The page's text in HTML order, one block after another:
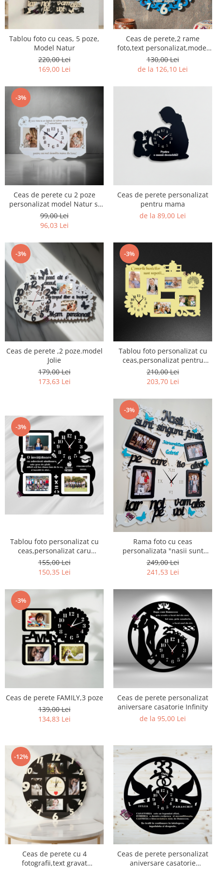
Ceasuri
Ceasuri meserii
Ceasuri logo
Ceasuri de perete animalute
Ceasuri decorative
Ceasuri gravate
Ceasuri hobby
Ceasuri mașini
Ceasuri moto
Brelocuri personalizate
Breloc mașină
Breloc moto
Breloc tir
Tablou foto cu ceas, 5 poze,
Model Natur
220,00 Lei
169,00 Lei
Ceas de perete,2 rame
foto,text personalizat,model
Natur
130,00 Lei
de la 126,10 Lei
-3%
Ceas de perete cu 2 poze
personalizat model Natur si
text Gravat
99,00 Lei
96,03 Lei
Ceas de perete personalizat
pentru mama
de la 89,00 Lei
-3%
Ceas de perete ,2 poze.model
Jolie
179,00 Lei
173,63 Lei
-3%
Tablou foto personalizat cu
ceas,personalizat pentru
bunici
210,00 Lei
203,70 Lei
-3%
Tablou foto personalizat cu
ceas,personalizat caru
didactic
155,00 Lei
150,35 Lei
-3%
Rama foto cu ceas
personalizata "nasii sunt
singura familie" model 23
249,00 Lei
241,53 Lei
-3%
Ceas de perete FAMILY,3 poze
139,00 Lei
134,83 Lei
Ceas de perete personalizat
aniversare casatorie Infinity
de la 95,00 Lei
-12%
Ceas de perete cu 4
fotografii,text gravat
Ceas de perete personalizat
aniversare casatorie